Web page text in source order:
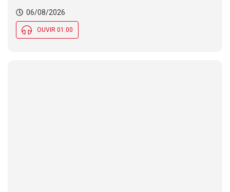
06/08/2026
OUVIR 01:00